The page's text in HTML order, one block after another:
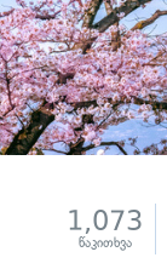
1,073
წაკითხვა